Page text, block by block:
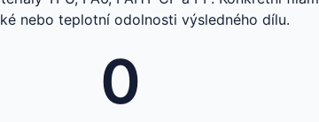
nebo teplotní odolnosti výsledného dílu.
0